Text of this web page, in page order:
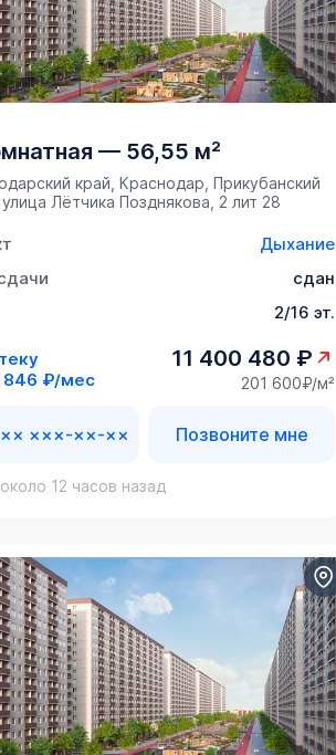
— 56,55 м²
край, Краснодар, Прикубанский
улица Лётчика Позднякова, 2 лит 28
Дыхание
сдан
2/16 эт.
846 ₽/мес
11 400 480 ₽
201 600₽/м²
×××-××-×× Позвоните мне
около 12 часов назад